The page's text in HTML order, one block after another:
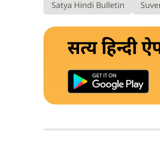
Satya Hindi Bulletin
सत्य हिन्दी